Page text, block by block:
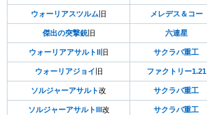
ウォーリアスツルム 旧 メレデス＆コー
傑出の突撃銃旧 六連星
ウォーリアアサルトII 旧 サクラバ重工
ウォーリアジョイ 旧 ファクトリー1.21
ソルジャーアサルト改 サクラバ重工
ソルジャーアサルトIII 改 サクラバ重工